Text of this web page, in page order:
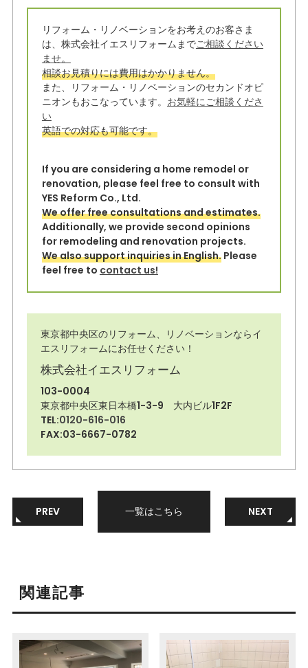
it
t
e
r
c
e
b
o
o
k
e
リフォーム・リノベーションをお考えのお客さま
は、株式会社イエスリフォームまでご相談ください
ませ。
相談お見積りには費用はかかりません。
また、リフォーム・リノベーションのセカンドオピ
ニオンもおこなっています。 お気軽にご相談くださ
い
英語での対応も可能です。
If you are considering a home remodel or
renovation, please feel free to consult with
YES Reform Co., Ltd.
We offer free consultations and estimates.
Additionally, we provide second opinions
for remodeling and renovation projects.
We also support inquiries in English.Please
feel free to contact us!
東京都中央区のリフォーム、リノベーションならイ
エスリフォームにお任せください！
株式会社イエスリフォーム
103-0004
東京都中央区東日本橋1-3-9 大内ビル1F2F
TEL:0120-616-016
FAX:03-6667-0782
PREV 一覧はこちら NEXT
関連記事